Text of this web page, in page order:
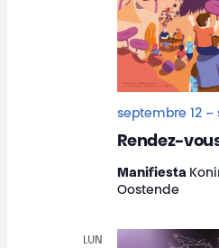
Rendez-
septembre 12–
Manifiesta
Oostende
LUN